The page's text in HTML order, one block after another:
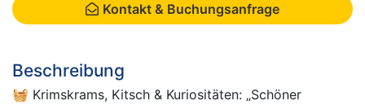
Kontakt & Buchungsanfrage
Beschreibung
🧺 Krimskrams, Kitsch & Kuriositäten: „Schöner